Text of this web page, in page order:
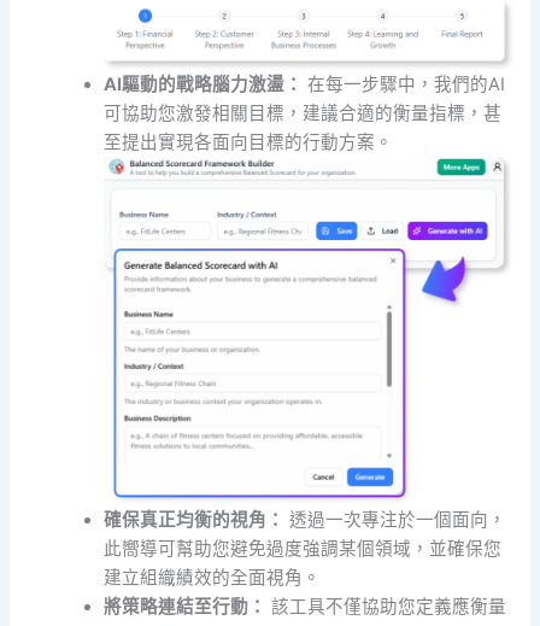
AI驅動的戰略腦力激盪： 在每一步驟中，我們的AI
可協助您激發相關目標，建議合適的衡量指標，甚
至提出實現各面向目標的行動方案。
確保真正均衡的視角： 透過一次專注於一個面向，
此嚮導可幫助您避免過度強調某個領域，並確保您
建立組織績效的全面視角。
將策略連結至行動： 該工具不僅協助您定義應衡量